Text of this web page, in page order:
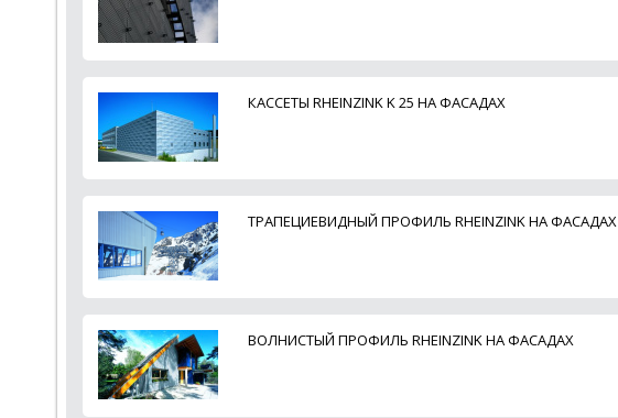
КАССЕТЫ RHEINZINK K 25 НА ФАСАДАХ
ТРАПЕЦИЕВИДНЫЙ ПРОФИЛЬ RHEINZINK НА ФАСАДАХ
ВОЛНИСТЫЙ ПРОФИЛЬ RHEINZINK НА ФАСАДАХ